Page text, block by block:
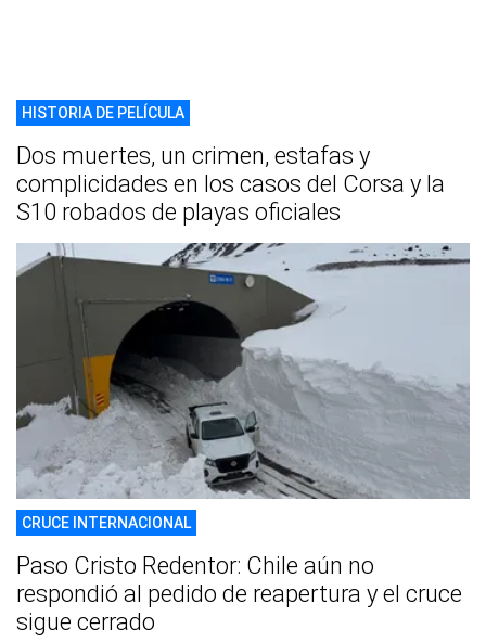
HISTORIA DE PELÍCULA
Dos muertes, un crimen, estafas y
complicidades en los casos del Corsa y la
S10 robados de playas oficiales
CRUCE INTERNACIONAL
Paso Cristo Redentor: Chile aún no
respondió al pedido de reapertura y el cruce
sigue cerrado